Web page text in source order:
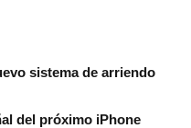
sistema de arriendo
del próximo iPhone